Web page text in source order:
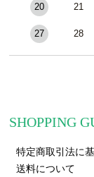
20 21
27 28
SHOPPING
特定商取引法に
送料について